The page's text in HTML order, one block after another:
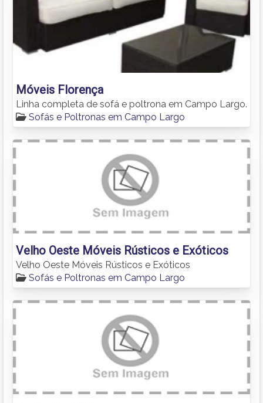
Móveis Florença
Linha completa de sofá e poltrona em Campo Largo.
Sofás e Poltronas em Campo Largo
Velho Oeste Móveis Rústicos e Exóticos
Velho Oeste Móveis Rústicos e Exóticos
Sofás e Poltronas em Campo Largo